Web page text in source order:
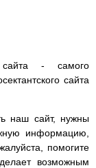
сайта - самого
сайта
наш сайт, нужны
информацию,
помогите
возможным